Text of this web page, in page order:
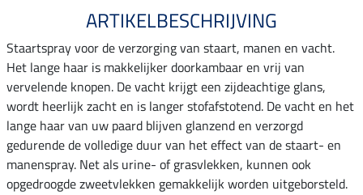
ARTIKELBESCHRIJVING
Staartspray voor de verzorging van staart, manen en vacht.
Het lange haar is makkelijker doorkambaar en vrij van
vervelende knopen. De vacht krijgt een zijdeachtige glans,
wordt heerlijk zacht en is langer stofafstotend. De vacht en het
lange haar van uw paard blijven glanzend en verzorgd
gedurende de volledige duur van het effect van de staart- en
manenspray. Net als urine- of grasvlekken, kunnen ook
opgedroogde zweetvlekken gemakkelijk worden uitgeborsteld.